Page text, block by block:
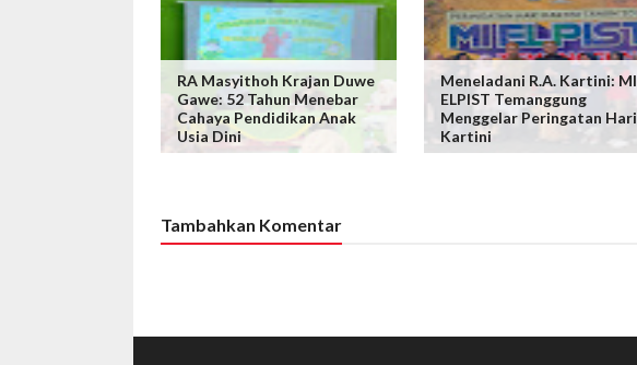
RA Masyithoh Krajan Duwe
Gawe: 52 Tahun Menebar
Cahaya Pendidikan Anak
Usia Dini
Meneladani R.A. Kartini: MI
ELPIST Temanggung
Menggelar Peringatan Hari
Kartini
Tambahkan Komentar